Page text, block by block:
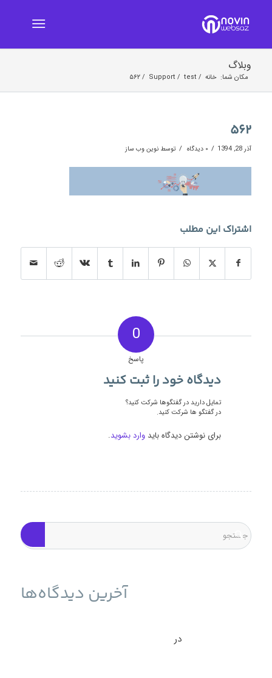
وبلاگ
مکان شما: خانه /
test
/
Support
/ ۵۶۲
۵۶۲
آذر 28, 1394 / ۰ دیدگاه / توسط نوین وب ساز
اشتراک این مطلب
0
پاسخ
دیدگاه خود را ثبت کنید
تمایل دارید در گفتگوها شرکت کنید؟
در گفتگو ها شرکت کنید.
برای نوشتن دیدگاه باید وارد بشوید.
آخرین دیدگاه‌ها
در